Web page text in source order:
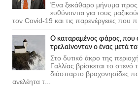
Ένα ξεκάθαρο μήνυμα προς
ευθύνονται για τους
τον Covid-19 και τις παρενέργειες που
Ο καταραμένος φάρος, που
τρελαίνονταν ο ένας μετά
Στο δυτικό άκρο της
Γαλλίας βρίσκεται το στενό
διάσπαρτο βραχονησίδες
ανελέητα τ...